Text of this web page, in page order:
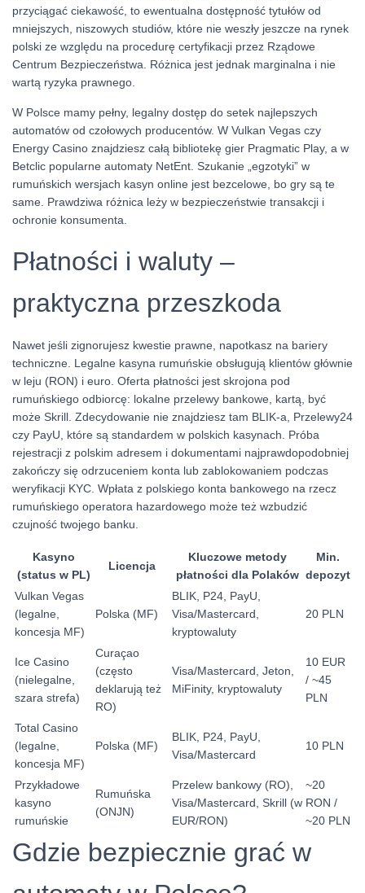
przyciągać ciekawość, to ewentualna dostępność tytułów od
mniejszych, niszowych studiów, które nie weszły jeszcze na rynek
polski ze względu na procedurę certyfikacji przez Rządowe
Centrum Bezpieczeństwa. Różnica jest jednak marginalna i nie
wartą ryzyka prawnego.
W Polsce mamy pełny, legalny dostęp do setek najlepszych
automatów od czołowych producentów. W Vulkan Vegas czy
Energy Casino znajdziesz całą bibliotekę gier Pragmatic Play, a w
Betclic popularne automaty NetEnt. Szukanie „egzotyki” w
rumuńskich wersjach kasyn online jest bezcelowe, bo gry są te
same. Prawdziwa różnica leży w bezpieczeństwie transakcji i
ochronie konsumenta.
Płatności i waluty –
praktyczna przeszkoda
Nawet jeśli zignorujesz kwestie prawne, napotkasz na bariery
techniczne. Legalne kasyna rumuńskie obsługują klientów głównie
w leju (RON) i euro. Oferta płatności jest skrojona pod
rumuńskiego odbiorcę: lokalne przelewy bankowe, kartą, być
może Skrill. Zdecydowanie nie znajdziesz tam BLIK-a, Przelewy24
czy PayU, które są standardem w polskich kasynach. Próba
rejestracji z polskim adresem i dokumentami najprawdopodobniej
zakończy się odrzuceniem konta lub zablokowaniem podczas
weryfikacji KYC. Wpłata z polskiego konta bankowego na rzecz
rumuńskiego operatora hazardowego może też wzbudzić
czujność twojego banku.
Kasyno
(status w PL)
Licencja
Kluczowe metody
płatności dla Polaków
Min.
depozyt
Vulkan Vegas
(legalne,
koncesja MF)
Polska (MF)
BLIK, P24, PayU,
Visa/Mastercard,
kryptowaluty
20 PLN
Ice Casino
(nielegalne,
szara strefa)
Curaçao
(często
deklarują też
RO)
Visa/Mastercard, Jeton,
MiFinity, kryptowaluty
10 EUR
/ ~45
PLN
Total Casino
(legalne,
koncesja MF)
Polska (MF)
BLIK, P24, PayU,
Visa/Mastercard
10 PLN
Przykładowe
kasyno
rumuńskie
Rumuńska
(ONJN)
Przelew bankowy (RO),
Visa/Mastercard, Skrill (w
EUR/RON)
~20
RON /
~20 PLN
Gdzie bezpiecznie grać w